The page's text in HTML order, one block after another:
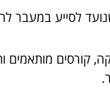
לסייע במעבר
קורסים מותאמים